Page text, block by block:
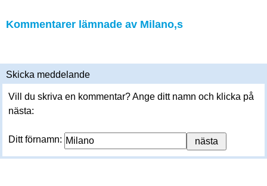
Kommentarer lämnade av Milano,s
Skicka meddelande
Vill du skriva en kommentar? Ange ditt namn och klicka på
nästa:
Ditt förnamn: